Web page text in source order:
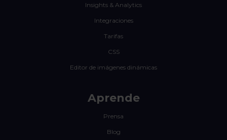
Insights & Analytics
Integraciones
Tarifas
CSS
Editor de imágenes dinámicas
Aprende
Prensa
Blog